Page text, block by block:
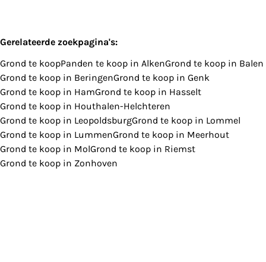
Gerelateerde zoekpagina's:
Grond te koopPanden te koop in AlkenGrond te koop in Balen
Grond te koop in BeringenGrond te koop in Genk
Grond te koop in HamGrond te koop in Hasselt
Grond te koop in Houthalen-Helchteren
Grond te koop in LeopoldsburgGrond te koop in Lommel
Grond te koop in LummenGrond te koop in Meerhout
Grond te koop in MolGrond te koop in Riemst
Grond te koop in Zonhoven